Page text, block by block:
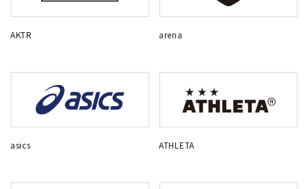
AKTR arena
asics ATHLETA